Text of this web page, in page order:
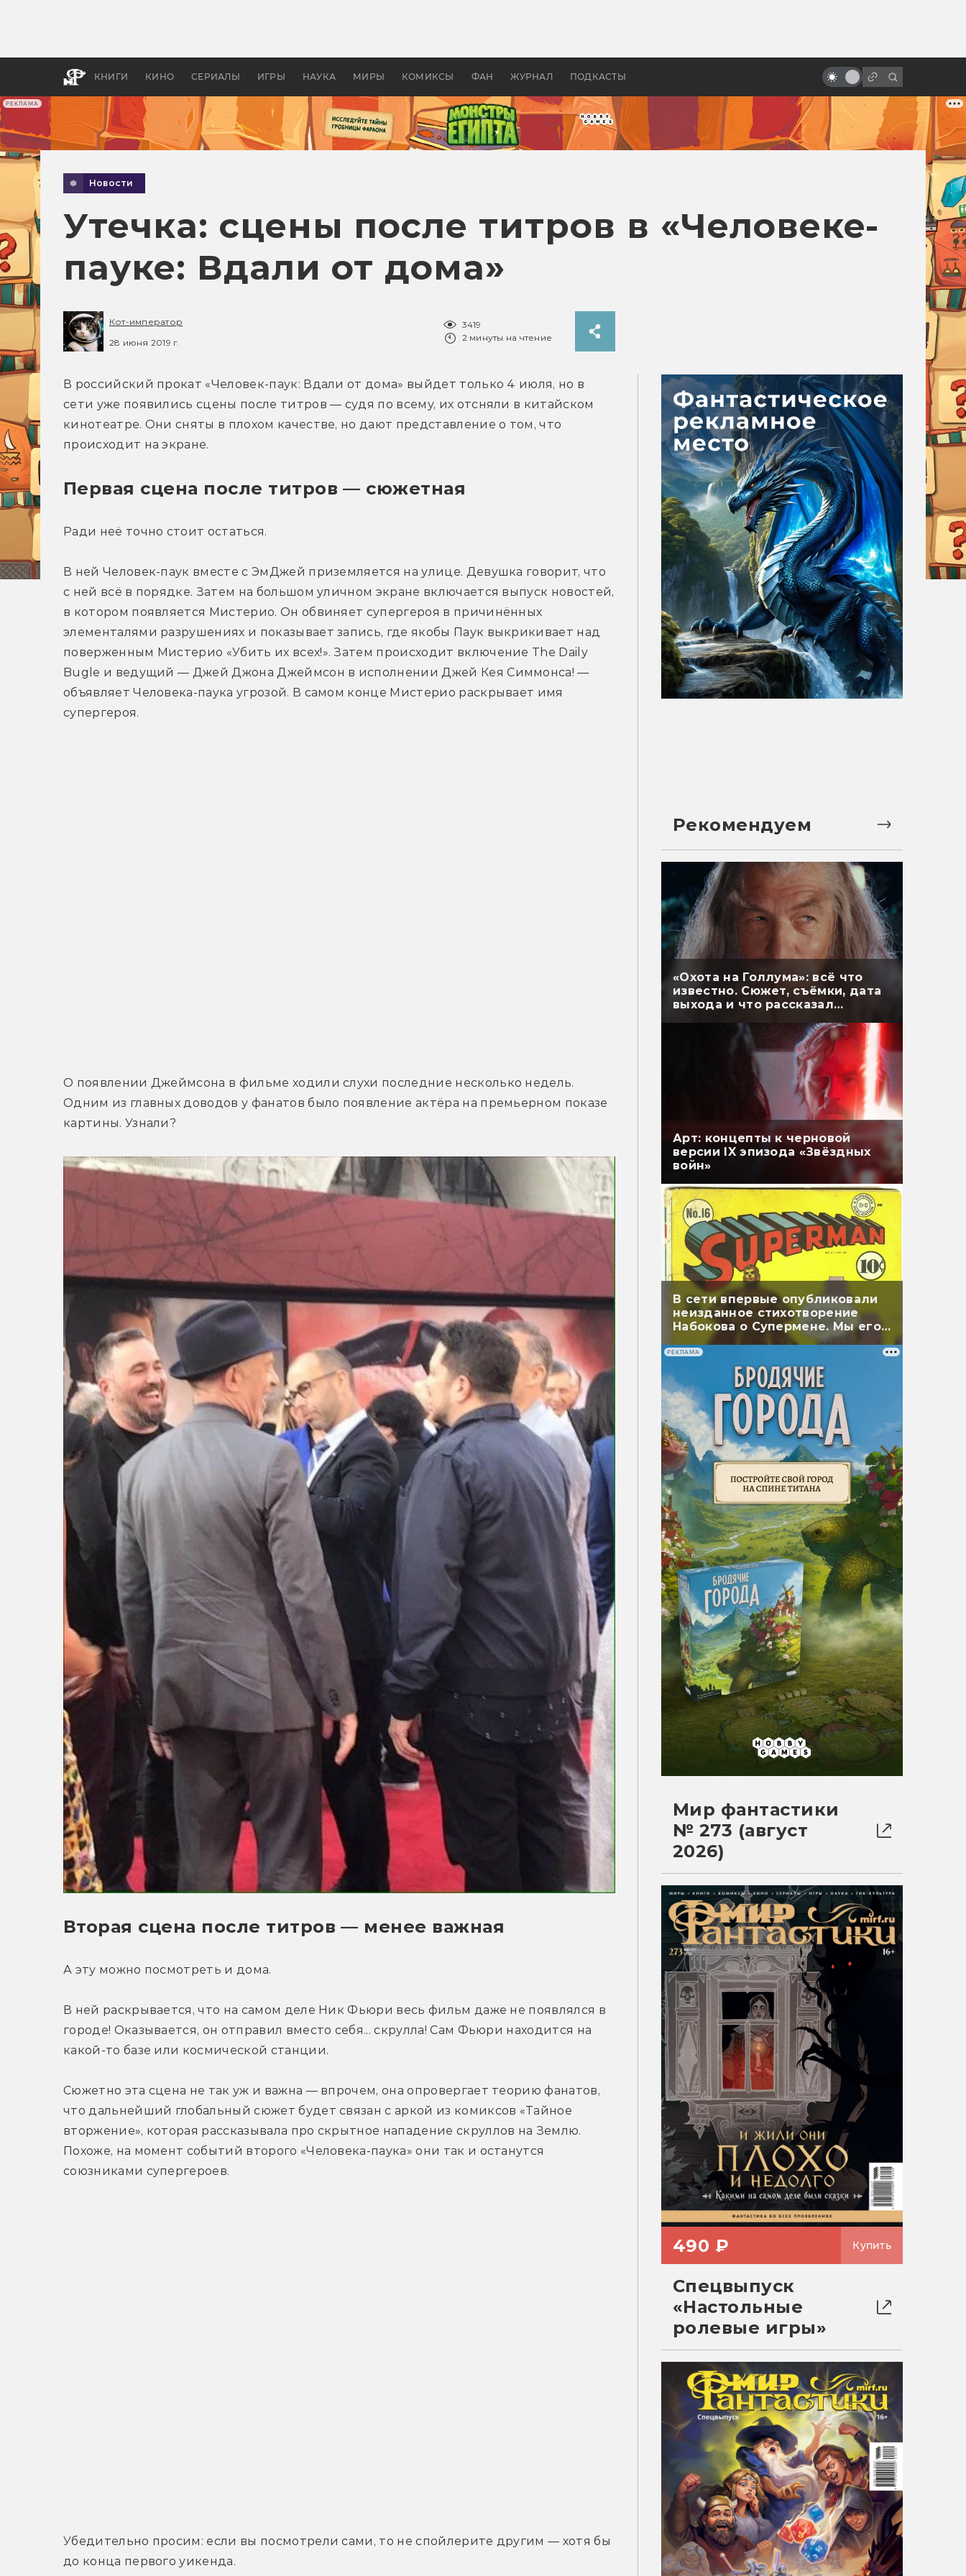
РЕКЛАМА
КНИГИ КИНО СЕРИАЛЫ ИГРЫ НАУКА МИРЫ КОМИКСЫ ФАН ЖУРНАЛ ПОДКАСТЫ
апокалипсис, в России —
бы «Властелина колец»
мультфильма про зелёного огра
Новости
Утечка: сцены после титров в «Человеке-
пауке: Вдали от дома»
Кот-император
28 июня 2019 г.
3419
2 минуты на чтение
В российский прокат «Человек-паук: Вдали от дома» выйдет только 4 июля, но в
сети уже появились сцены после титров — судя по всему, их отсняли в китайском
кинотеатре. Они сняты в плохом качестве, но дают представление о том, что
происходит на экране.
Первая сцена после титров — сюжетная
Ради неё точно стоит остаться.
В ней Человек-паук вместе с ЭмДжей приземляется на улице. Девушка говорит, что
с ней всё в порядке. Затем на большом уличном экране включается выпуск новостей,
в котором появляется Мистерио. Он обвиняет супергероя в причинённых
элементалями разрушениях и показывает запись, где якобы Паук выкрикивает над
поверженным Мистерио «Убить их всех!». Затем происходит включение The Daily
Bugle и ведущий — Джей Джона Джеймсон в исполнении Джей Кея Симмонса! —
объявляет Человека-паука угрозой. В самом конце Мистерио раскрывает имя
супергероя.
О появлении Джеймсона в фильме ходили слухи последние несколько недель.
Одним из главных доводов у фанатов было появление актёра на премьерном показе
картины. Узнали?
Вторая сцена после титров — менее важная
А эту можно посмотреть и дома.
В ней раскрывается, что на самом деле Ник Фьюри весь фильм даже не появлялся в
городе! Оказывается, он отправил вместо себя... скрулла! Сам Фьюри находится на
какой-то базе или космической станции.
Сюжетно эта сцена не так уж и важна — впрочем, она опровергает теорию фанатов,
что дальнейший глобальный сюжет будет связан с аркой из комиксов «Тайное
вторжение», которая рассказывала про скрытное нападение скруллов на Землю.
Похоже, на момент событий второго «Человека-паука» они так и останутся
союзниками супергероев.
Убедительно просим: если вы посмотрели сами, то не спойлерите другим — хотя бы
до конца первого уикенда.
Рекомендуем
«Охота на Голлума»: всё что
известно. Сюжет, съёмки, дата
выхода и что рассказал
Арт: концепты к черновой
версии IX эпизода «Звёздных
войн»
В сети впервые опубликовали
неизданное стихотворение
Набокова о Супермене. Мы его
перевели
РЕКЛАМА
Мир фантастики
№ 273 (август
2026)
490 ₽ Купить
Спецвыпуск
«Настольные
ролевые игры»